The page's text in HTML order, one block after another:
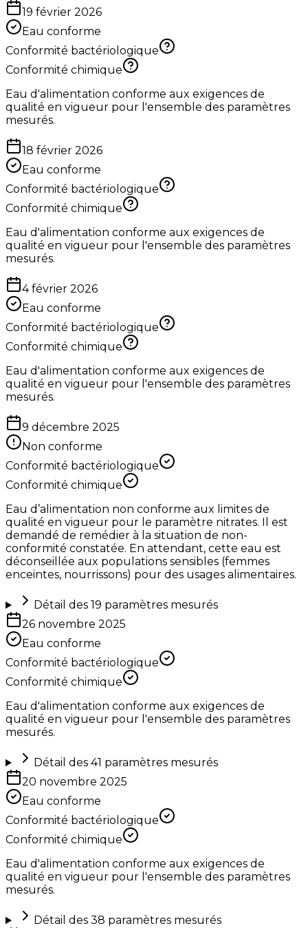
19 février 2026
Eau conforme
Conformité bactériologique
Conformité chimique
Eau d'alimentation conforme aux exigences de
qualité en vigueur pour l'ensemble des paramètres
mesurés.
18 février 2026
Eau conforme
Conformité bactériologique
Conformité chimique
Eau d'alimentation conforme aux exigences de
qualité en vigueur pour l'ensemble des paramètres
mesurés.
4 février 2026
Eau conforme
Conformité bactériologique
Conformité chimique
Eau d'alimentation conforme aux exigences de
qualité en vigueur pour l'ensemble des paramètres
mesurés.
9 décembre 2025
Non conforme
Conformité bactériologique
Conformité chimique
Eau d’alimentation non conforme aux limites de
qualité en vigueur pour le paramètre nitrates. Il est
demandé de remédier à la situation de non-
conformité constatée. En attendant, cette eau est
déconseillée aux populations sensibles (femmes
enceintes, nourrissons) pour des usages alimentaires.
Détail des 19 paramètres mesurés
26 novembre 2025
Eau conforme
Conformité bactériologique
Conformité chimique
Eau d'alimentation conforme aux exigences de
qualité en vigueur pour l'ensemble des paramètres
mesurés.
Détail des 41 paramètres mesurés
20 novembre 2025
Eau conforme
Conformité bactériologique
Conformité chimique
Eau d'alimentation conforme aux exigences de
qualité en vigueur pour l'ensemble des paramètres
mesurés.
Détail des 38 paramètres mesurés